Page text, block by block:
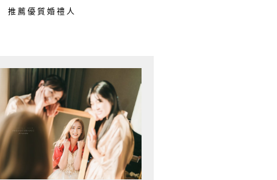
推薦優質婚禮人